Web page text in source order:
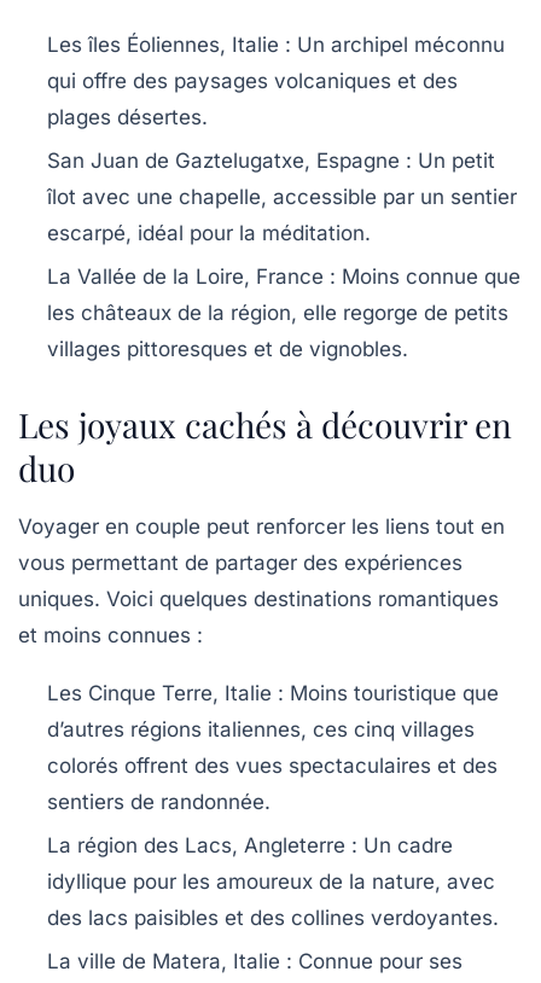
Les îles Éoliennes, Italie : Un archipel méconnu
qui offre des paysages volcaniques et des
plages désertes.
San Juan de Gaztelugatxe, Espagne : Un petit
îlot avec une chapelle, accessible par un sentier
escarpé, idéal pour la méditation.
La Vallée de la Loire, France : Moins connue que
les châteaux de la région, elle regorge de petits
villages pittoresques et de vignobles.
Les joyaux cachés à découvrir en
duo
Voyager en couple peut renforcer les liens tout en
vous permettant de partager des expériences
uniques. Voici quelques destinations romantiques
et moins connues :
Les Cinque Terre, Italie : Moins touristique que
d’autres régions italiennes, ces cinq villages
colorés offrent des vues spectaculaires et des
sentiers de randonnée.
La région des Lacs, Angleterre : Un cadre
idyllique pour les amoureux de la nature, avec
des lacs paisibles et des collines verdoyantes.
La ville de Matera, Italie : Connue pour ses